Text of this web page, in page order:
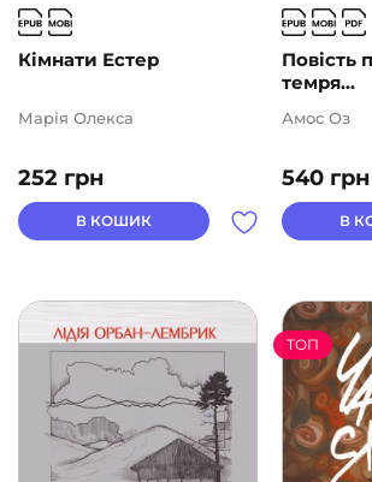
Кімнати Естер
252 грн
Марія Олекса
В КОШИК
Повість
темря...
540 грн
Амос Оз
В
ТОП